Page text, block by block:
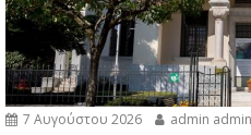
7 Αυγούστου 2026 admin admin